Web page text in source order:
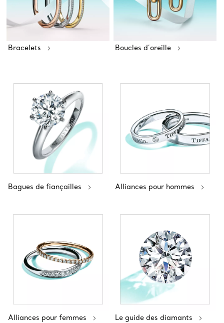
Bracelets Boucles d’oreille
Bagues de fiançailles Alliances pour hommes
Alliances pour femmes Le guide des diamants